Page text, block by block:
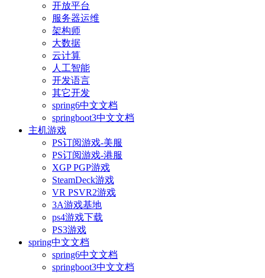
开放平台
服务器运维
架构师
大数据
云计算
人工智能
开发语言
其它开发
spring6中文文档
springboot3中文文档
主机游戏
PS订阅游戏-美服
PS订阅游戏-港服
XGP PGP游戏
SteamDeck游戏
VR PSVR2游戏
3A游戏基地
ps4游戏下载
PS3游戏
spring中文文档
spring6中文文档
springboot3中文文档